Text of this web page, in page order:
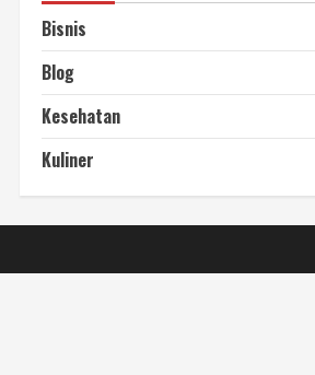
Bisnis
Blog
Kesehatan
Kuliner